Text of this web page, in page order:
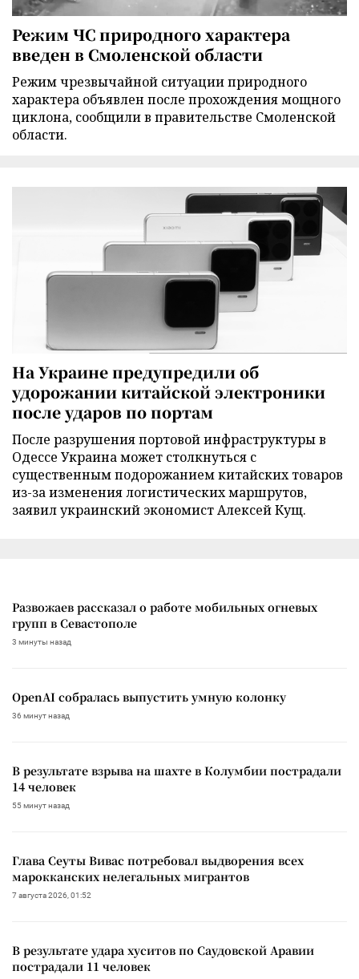
Режим ЧС природного характера
введен в Смоленской области
Режим чрезвычайной ситуации природного
характера объявлен после прохождения мощного
циклона, сообщили в правительстве Смоленской
области.
На Украине предупредили об
удорожании китайской электроники
после ударов по портам
После разрушения портовой инфраструктуры в
Одессе Украина может столкнуться с
существенным подорожанием китайских товаров
из-за изменения логистических маршрутов,
заявил украинский экономист Алексей Кущ.
Развожаев рассказал о работе мобильных огневых
групп в Севастополе
3 минуты назад
OpenAI собралась выпустить умную колонку
36 минут назад
В результате взрыва на шахте в Колумбии пострадали
14 человек
55 минут назад
Глава Сеуты Вивас потребовал выдворения всех
марокканских нелегальных мигрантов
7 августа 2026, 01:52
В результате удара хуситов по Саудовской Аравии
пострадали 11 человек